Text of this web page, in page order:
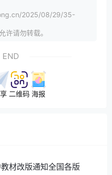
2025/08/29/35-
许请勿转载。
END
二维码 海报
材改版通知全国各版